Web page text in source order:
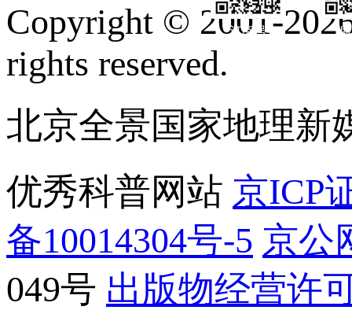
订阅号
Copyright © 2001-
rights reserved.
北京全景国家地理新
优秀科普网站 京ICP
备10014304号-5 京公
049号 出版物经营许